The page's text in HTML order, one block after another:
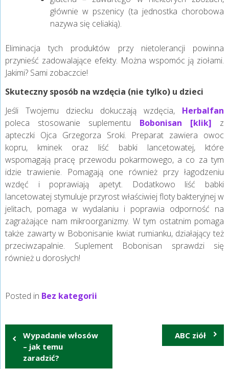
głównie w pszenicy (ta jednostka chorobowa
nazywa się celiakią).
Eliminacja tych produktów przy nietolerancji powinna
przynieść zadowalające efekty. Można wspomóc ją ziołami.
Jakimi? Sami zobaczcie!
Skuteczny sposób na wzdęcia (nie tylko) u dzieci
Jeśli Twojemu dziecku dokuczają wzdęcia, Herbalfan
poleca stosowanie suplementu Bobonisan [klik] z
apteczki Ojca Grzegorza Sroki. Preparat zawiera owoc
kopru, kminek oraz liść babki lancetowatej, które
wspomagają pracę przewodu pokarmowego, a co za tym
idzie trawienie. Pomagają one również przy łagodzeniu
wzdęć i poprawiają apetyt. Dodatkowo liść babki
lancetowatej stymuluje przyrost właściwiej floty bakteryjnej w
jelitach, pomaga w wydalaniu i poprawia odporność na
zagrażające nam mikroorganizmy. W tym ostatnim pomaga
także zawarty w Bobonisanie kwiat rumianku, działający też
przeciwzapalnie. Suplement Bobonisan sprawdzi się
również u dorosłych!
Posted in Bez kategorii
Nawigacja
wpisu
Wypadanie włosów
– jak temu
zaradzić?
ABC ziół